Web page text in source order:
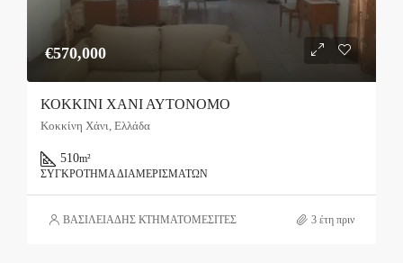
€570,000
ΚΟΚΚΙΝΙ ΧΑΝΙ ΑΥΤΟΝΟΜΟ
Κοκκίνη Χάνι, Ελλάδα
510m²
ΣΥΓΚΡΌΤΗΜΑ ΔΙΑΜΕΡΙΣΜΆΤΩΝ
ΒΑΣΙΛΕΙΑΔΗΣ ΚΤΗΜΑΤΟΜΕΣΙΤΕΣ 3 έτη πριν